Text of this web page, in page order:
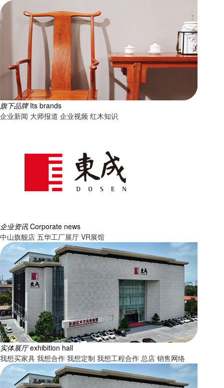
旗下品牌 Its brands
企业新闻 大师报道 企业视频 红木知识
企业资讯 Corporate news
中山旗舰店 五华工厂展厅 VR展馆
实体展厅 exhibition hall
我想买家具 我想合作 我想定制 我想工程合作 总店 销售网络